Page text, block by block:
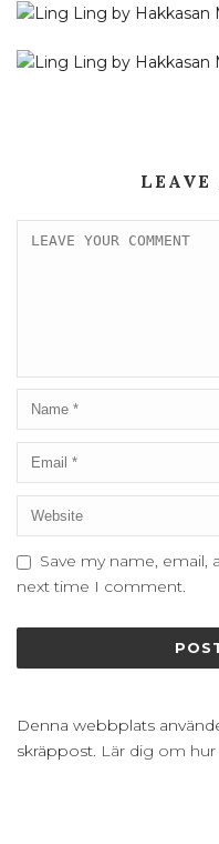
LEAVE
Save my name, email,
next time I comment.
Denna webbplats
skräppost. Lär dig om